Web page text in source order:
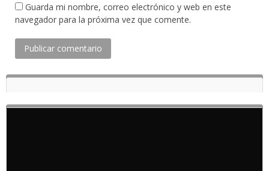
Guarda mi nombre, correo electrónico y web en este
navegador para la próxima vez que comente.